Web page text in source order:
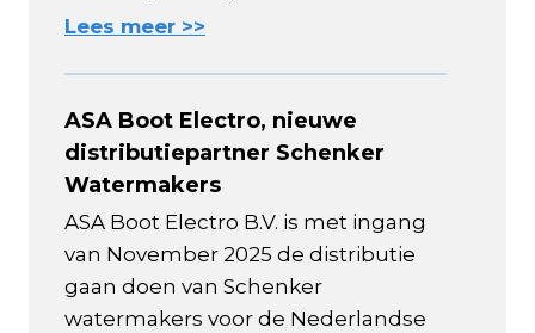
Lees meer >>
ASA Boot Electro, nieuwe
distributiepartner Schenker
Watermakers
ASA Boot Electro B.V. is met ingang
van November 2025 de distributie
gaan doen van Schenker
watermakers voor de Nederlandse